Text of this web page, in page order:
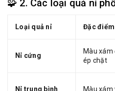
🧩 2. Các loại quả nỉ
Loại quả nỉ Đặc điểm
Nỉ cứng
Màu xám
ép chặt
Nỉ trung bình Màu xám